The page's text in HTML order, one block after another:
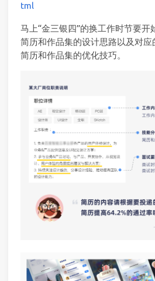
tml
马上“金三银四”的换工作时节要开
简历和作品集的设计思路以及对
简历和作品集的优化技巧。